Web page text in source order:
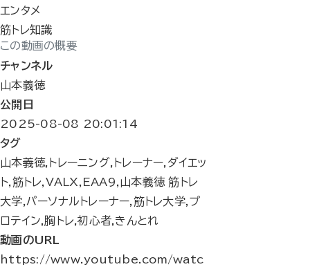
エンタメ
筋トレ知識
この動画の概要
チャンネル
山本義徳
公開日
2025-08-08 20:01:14
タグ
山本義徳,トレーニング,トレーナー,ダイエッ
ト,筋トレ,VALX,EAA9,山本義徳 筋トレ
大学,パーソナルトレーナー,筋トレ大学,プ
ロテイン,胸トレ,初心者,きんとれ
動画のURL
https://www.youtube.com/watc